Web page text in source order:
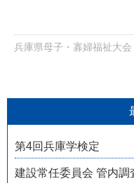
兵庫県母子・寡婦福祉大会
第4回兵庫学検定
建設常任委員会 管内調